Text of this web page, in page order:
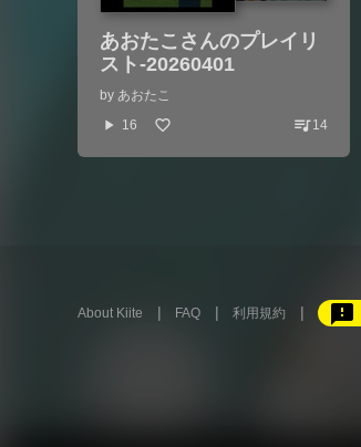
あおたこさんのプレイリ
スト-20260401
by あおたこ
play_arrow 16 queue_music14
About Kiite FAQ 利用規約 feedback